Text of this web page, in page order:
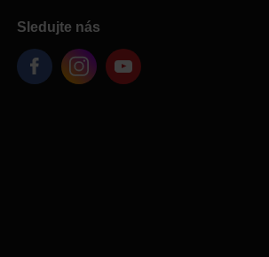
Sledujte nás